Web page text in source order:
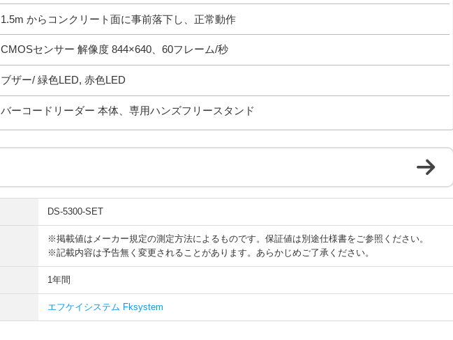
1.5m からコンクリート面に事前落下し、正常動作
CMOSセンサー 解像度 844×640、60フレーム/秒
ブザー/ 緑色LED, 赤色LED
バーコードリーダー 本体、専用ハンズフリースタンド
DS-5300-SET
※掲載値はメーカー規定の測定方法によるものです。保証値は別途仕様書をご参照ください。
※記載内容は予告無く変更されることがあります。あらかじめご了承ください。
1年間
エフケイシステム Fksystem